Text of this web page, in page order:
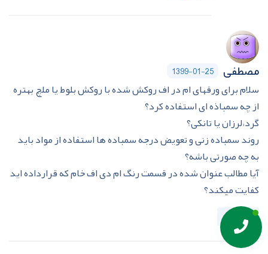
مصطفی 1399-01-25
سلام برای ورقهای ام در اف روکش شده با روکش بلوط یا ملچ بهتره
از چه سمباذه ای استفاده کرد؟
گرد،لرزان یا تانکی؟
روند سمباده زنی و تعویض درجه سمباده ها استفاده از مواد باید
به چه صورتی باشه؟
آیا مطالب عنوان شده در قسمت رنگ ام دی اف خام که قرارداده اید
کفایت میکند؟
پاسخ